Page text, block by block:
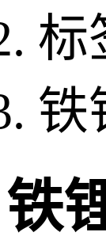
标
铁
铁